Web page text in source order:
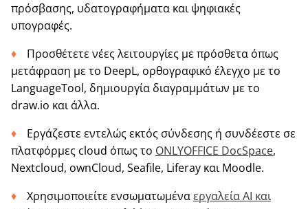
πρόσβασης, υδατογραφήματα και ψηφιακές
υπογραφές.
Προσθέτετε νέες λειτουργίες με πρόσθετα όπως
μετάφραση με το DeepL, ορθογραφικό έλεγχο με το
LanguageTool, δημιουργία διαγραμμάτων με το
draw.io και άλλα.
Εργάζεστε εντελώς εκτός σύνδεσης ή συνδέεστε σε
πλατφόρμες cloud όπως το ONLYOFFICE DocSpace,
Nextcloud, ownCloud, Seafile, Liferay και Moodle.
Χρησιμοποιείτε ενσωματωμέναεργαλεία AI και